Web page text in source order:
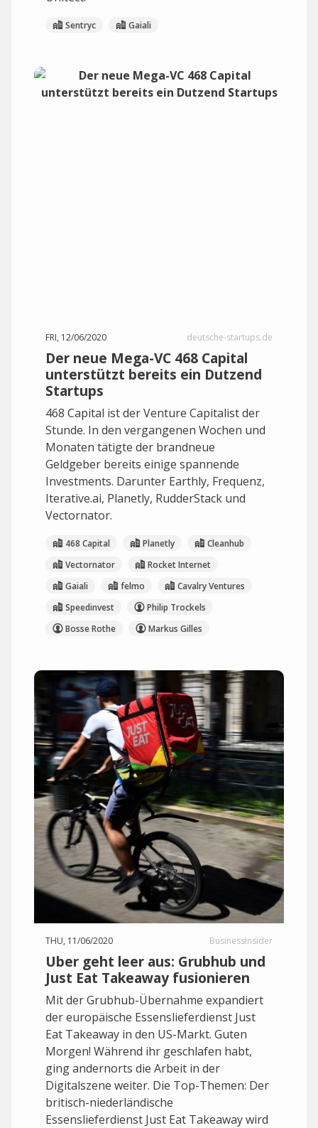
Sentryc Gaiali
FRI, 12/06/2020 deutsche-startups.de
Der neue Mega-VC 468 Capital
unterstützt bereits ein Dutzend
Startups
468 Capital ist der Venture Capitalist der
Stunde. In den vergangenen Wochen und
Monaten tätigte der brandneue
Geldgeber bereits einige spannende
Investments. Darunter Earthly, Frequenz,
Iterative.ai, Planetly, RudderStack und
Vectornator.
468 Capital Planetly
Cleanhub
Vectornator
Rocket Internet
Gaiali
felmo
Cavalry Ventures
Speedinvest
Philip Trockels
Bosse Rothe
Markus Gilles
THU, 11/06/2020 BusinessInsider
Uber geht leer aus: Grubhub und
Just Eat Takeaway fusionieren
Mit der Grubhub-Übernahme expandiert
der europäische Essenslieferdienst Just
Eat Takeaway in den US-Markt. Guten
Morgen! Während ihr geschlafen habt,
ging andernorts die Arbeit in der
Digitalszene weiter. Die Top-Themen: Der
britisch-niederländische
Essenslieferdienst Just Eat Takeaway wird